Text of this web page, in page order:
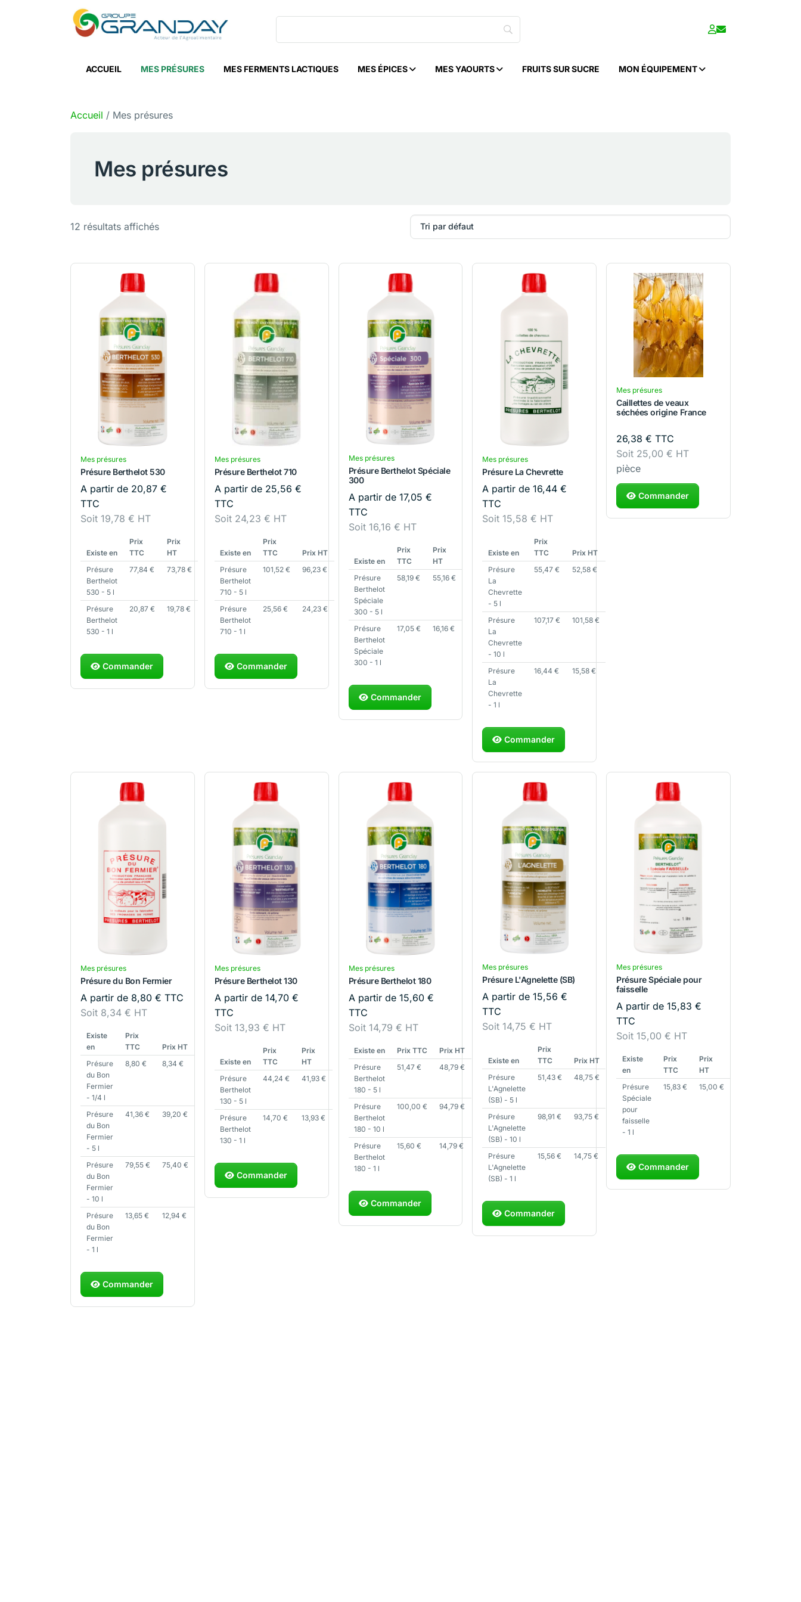
Skip to main content
ACCUEIL MES PRÉSURES MES FERMENTS LACTIQUES MES ÉPICES MES YAOURTS FRUITS SUR SUCRE MON ÉQUIPEMENT
Accueil / Mes présures
Mes présures
12 résultats affichés
Mes présures
Présure Berthelot 530
A partir de 20,87 €
TTC
Soit 19,78 € HT
Existe en
Prix
TTC
Prix
HT
Présure
Berthelot
530 - 5 l
77,84 € 73,78 €
Présure
Berthelot
530 - 1 l
20,87 € 19,78 €
Commander
Mes présures
Présure Berthelot 710
A partir de 25,56 €
TTC
Soit 24,23 € HT
Existe en
Prix
TTC
Prix HT
Présure
Berthelot
710 - 5 l
101,52€ 96,23€
Présure
Berthelot
710 - 1 l
25,56€ 24,23€
Commander
Mes présures
Présure Berthelot Spéciale
300
A partir de 17,05 €
TTC
Soit 16,16 € HT
Existe en
Prix
TTC
Prix
HT
Présure
Berthelot
Spéciale
300 - 5 l
58,19€ 55,16€
Présure
Berthelot
Spéciale
300 - 1 l
17,05€ 16,16€
Commander
Mes présures
Présure La Chevrette
A partir de16,44€
TTC
Soit15,58€ HT
Existe en
Prix
TTC
Prix HT
Présure
La
Chevrette
- 5 l
55,47 € 52,58 €
Présure
La
Chevrette
- 10 l
107,17 € 101,58 €
Présure
La
Chevrette
- 1 l
16,44 € 15,58 €
Commander
Mes présures
Caillettes de veaux
séchées origine France
26,38€ TTC
Soit 25,00€ HT
pièce
Commander
Mes présures
Présure du Bon Fermier
A partir de 8,80 € TTC
Soit 8,34 € HT
Existe
en
Prix
TTC
Prix HT
Présure
du Bon
Fermier
- 1/4 l
8,80 € 8,34 €
Présure
du Bon
Fermier
- 5 l
41,36 € 39,20 €
Présure
du Bon
Fermier
- 10 l
79,55 € 75,40 €
Présure
du Bon
Fermier
- 1 l
13,65 € 12,94 €
Commander
Mes présures
Présure Berthelot 130
A partir de 14,70 €
TTC
Soit 13,93 € HT
Existe en
Prix
TTC
Prix
HT
Présure
Berthelot
130 - 5 l
44,24€ 41,93€
Présure
Berthelot
130 - 1 l
14,70€ 13,93€
Commander
Mes présures
Présure Berthelot 180
A partir de 15,60 €
TTC
Soit 14,79 € HT
Existe en Prix TTC
Prix HT
Présure
Berthelot
180 - 5 l
51,47€ 48,79€
Présure
Berthelot
180 - 10 l
100,00€ 94,79€
Présure
Berthelot
180 - 1 l
15,60€ 14,79€
Commander
Mes présures
Présure L'Agnelette (SB)
A partir de15,56€
TTC
Soit14,75€ HT
Existe en
Prix
TTC
Prix HT
Présure
L'Agnelette
(SB) - 5 l
51,43 € 48,75 €
Présure
L'Agnelette
(SB) - 10 l
98,91 € 93,75 €
Présure
L'Agnelette
(SB) - 1 l
15,56 € 14,75 €
Commander
Mes présures
Présure Spéciale pour
faisselle
A partir de15,83€
TTC
Soit15,00€ HT
Existe
en
Prix
TTC
Prix
HT
Présure
Spéciale
pour
faisselle
- 1 l
15,83 € 15,00 €
Commander